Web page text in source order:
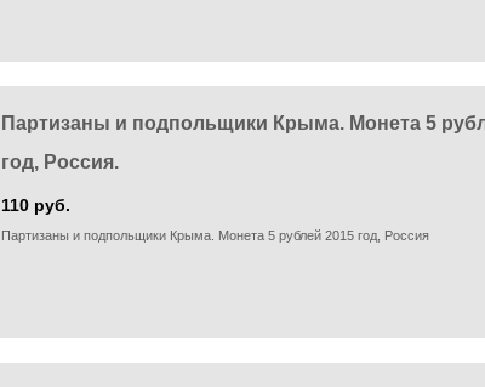
Партизаны и подпольщики Крыма. Монета 5
год, Россия.
110 руб.
Партизаны и подпольщики Крыма. Монета 5 рублей 2015 год, Россия